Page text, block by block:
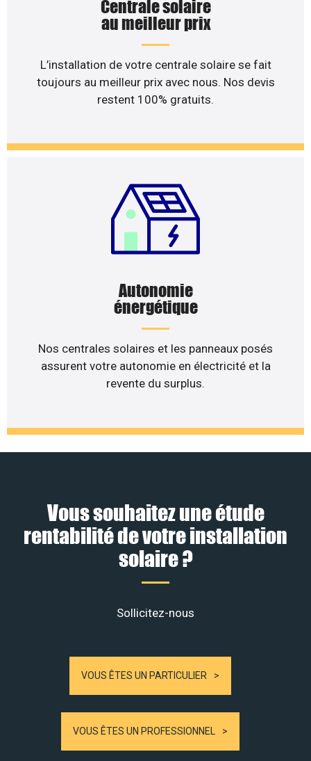
Centrale solaire
au meilleur prix
L’installation de votre centrale solaire se fait
toujours au meilleur prix avec nous. Nos devis
restent 100% gratuits.
Autonomie
énergétique
Nos centrales solaires et les panneaux posés
assurent votre autonomie en électricité et la
revente du surplus.
Vous souhaitez une étude
rentabilité de votre installation
solaire ?
Sollicitez-nous
VOUS ÊTES UN PARTICULIER
VOUS ÊTES UN PROFESSIONNEL